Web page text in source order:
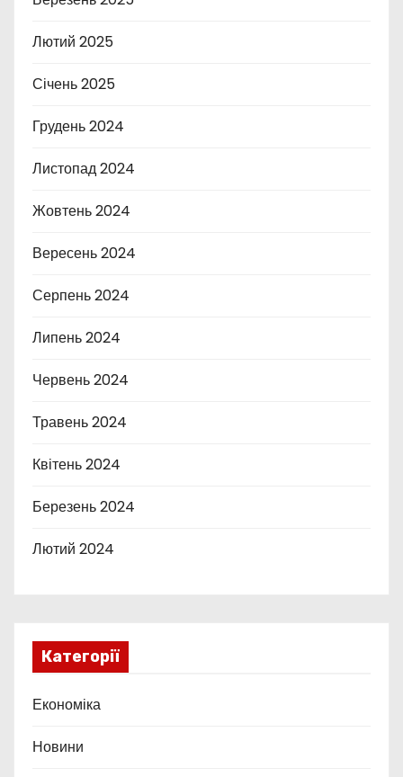
Лютий 2025
Січень 2025
Грудень 2024
Листопад 2024
Жовтень 2024
Вересень 2024
Серпень 2024
Липень 2024
Червень 2024
Травень 2024
Квітень 2024
Березень 2024
Лютий 2024
Категорії
Економіка
Новини